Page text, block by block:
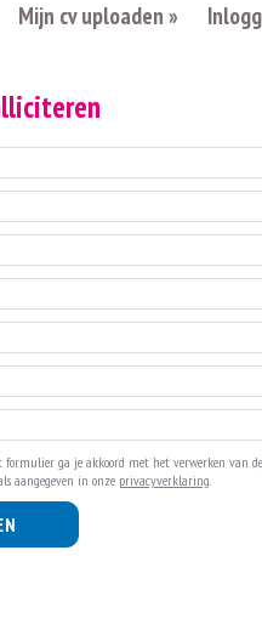
Mijn cv uploaden »
ga je akkoord met het verwerken van
aangegeven in onze privacyverklaring.